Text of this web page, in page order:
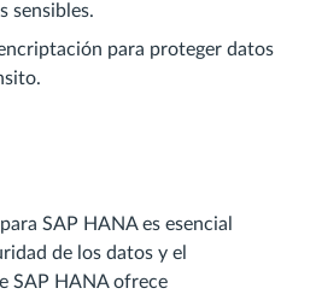
sensibles.
para proteger datos
SAP HANA es esencial
de los datos y el
SAP HANA ofrece